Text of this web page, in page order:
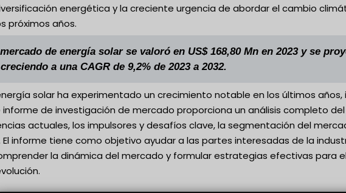
energética y la creciente urgencia de abordar el cambio
próximos años.
de energía solar se valoró en US$ 168,80 Mn en 2023 y se
a una CAGR de 9,2% de 2023 a 2032.
solar ha experimentado un crecimiento notable en los últimos
informe de investigación de mercado proporciona un análisis completo
actuales, los impulsores y desafíos clave, la segmentación del
El informe tiene como objetivo ayudar a las partes interesadas de la
la dinámica del mercado y formular estrategias efectivas para